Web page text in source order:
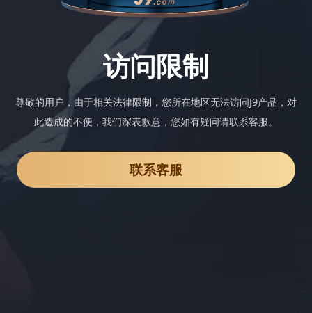
访问限制
尊敬的用户，由于相关法律限制，您所在地区无法访问J9产品，对
此造成的不便，我们深表歉意，您如有疑问请联系客服。
联系客服